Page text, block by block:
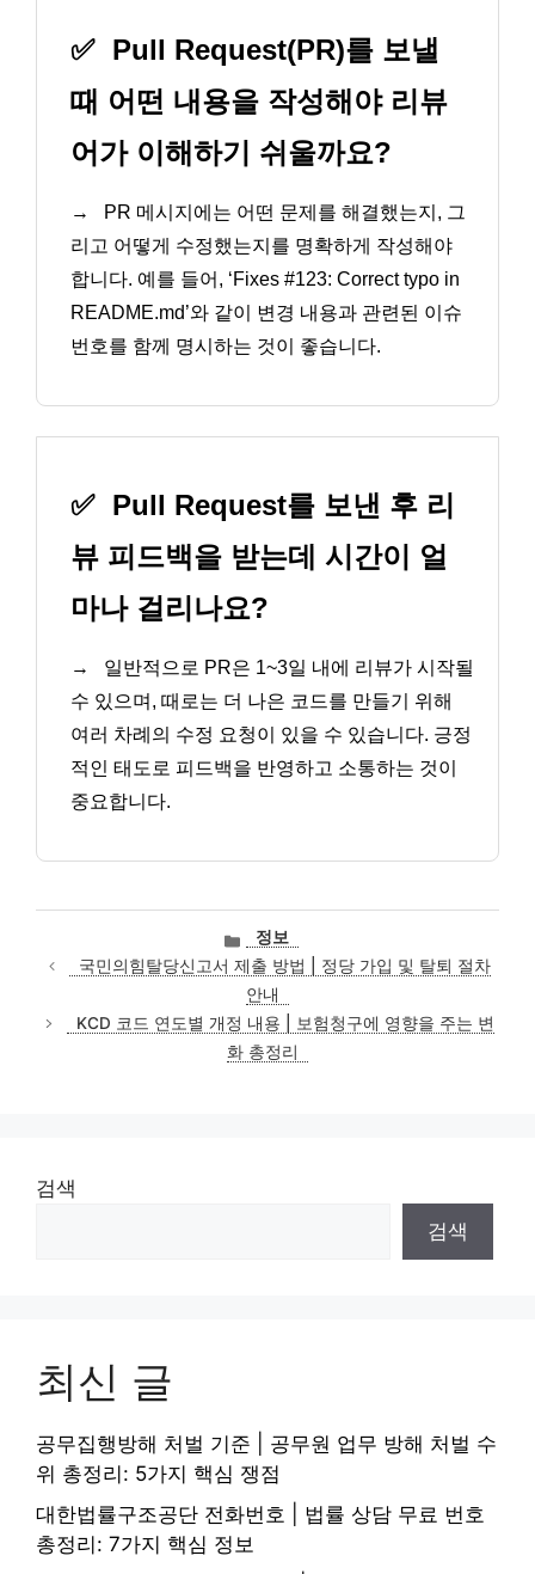
✅ Pull Request(PR)를 보낼
때 어떤 내용을 작성해야 리뷰
어가 이해하기 쉬울까요?
→
PR 메시지에는 어떤 문제를 해결했는지, 그
리고 어떻게 수정했는지를 명확하게 작성해야
합니다. 예를 들어, ‘Fixes #123: Correct typo in
README.md’와 같이 변경 내용과 관련된 이슈
번호를 함께 명시하는 것이 좋습니다.
✅ Pull Request를 보낸 후 리
뷰 피드백을 받는데 시간이 얼
마나 걸리나요?
→
일반적으로 PR은 1~3일 내에 리뷰가 시작될
수 있으며, 때로는 더 나은 코드를 만들기 위해
여러 차례의 수정 요청이 있을 수 있습니다. 긍정
적인 태도로 피드백을 반영하고 소통하는 것이
중요합니다.
카
테
고
리
정보
국민의힘탈당신고서 제출 방법 | 정당 가입 및 탈퇴 절차
안내
KCD 코드 연도별 개정 내용 | 보험청구에 영향을 주는 변
화 총정리
검색
검색
최신 글
공무집행방해 처벌 기준 | 공무원 업무 방해 처벌 수
위 총정리: 5가지 핵심 쟁점
대한법률구조공단 전화번호 | 법률 상담 무료 번호
총정리: 7가지 핵심 정보